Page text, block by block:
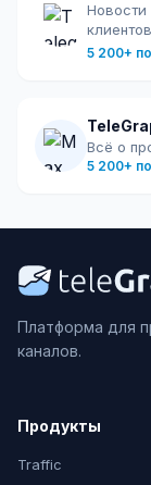
Новости
клиентов
5 200+
Всё о
5 200+
Платформа для
каналов.
Продукты
Traffic